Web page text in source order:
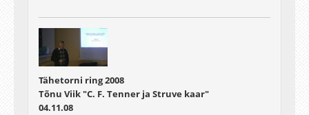
Tähetorni ring 2008
Tõnu Viik "C. F. Tenner ja Struve kaar"
04.11.08